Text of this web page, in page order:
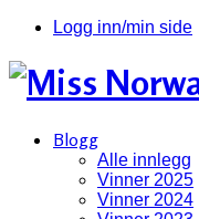
Logg inn/min side
Blogg
Alle innlegg
Vinner 2025
Vinner 2024